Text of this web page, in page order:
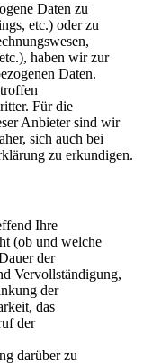
Daten zu
etc.) oder zu
haben wir zur
Daten.
Für die
Anbieter sind wir
sich auch bei
zu erkundigen.
Ihre
(ob und welche
der
Vervollständigung,
der
das
der
darüber zu